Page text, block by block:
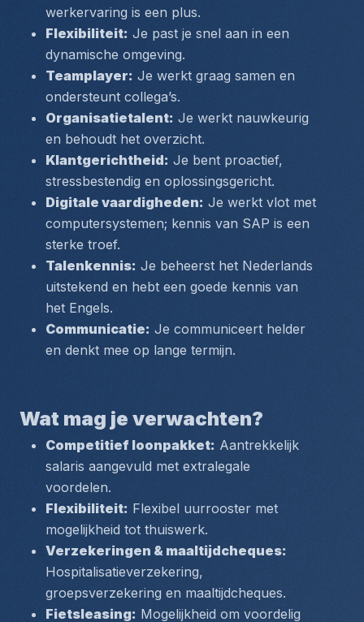
werkervaring is een plus.
Flexibiliteit: Je past je snel aan in een
dynamische omgeving.
Teamplayer: Je werkt graag samen en
ondersteunt collega’s.
Organisatietalent: Je werkt nauwkeurig
en behoudt het overzicht.
Klantgerichtheid: Je bent proactief,
stressbestendig en oplossingsgericht.
Digitale vaardigheden: Je werkt vlot met
computersystemen; kennis van SAP is een
sterke troef.
Talenkennis: Je beheerst het Nederlands
uitstekend en hebt een goede kennis van
het Engels.
Communicatie: Je communiceert helder
en denkt mee op lange termijn.
Wat mag je verwachten?
Competitief loonpakket: Aantrekkelijk
salaris aangevuld met extralegale
voordelen.
Flexibiliteit: Flexibel uurrooster met
mogelijkheid tot thuiswerk.
Verzekeringen & maaltijdcheques:
Hospitalisatieverzekering,
groepsverzekering en maaltijdcheques.
Fietsleasing: Mogelijkheid om voordelig